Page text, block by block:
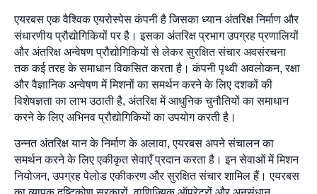
एयरबस एक वैश्विक एयरोस्पेस कंपनी है जिसका ध्यान अंतरिक्ष निर्माण और
संधारणीय प्रौद्योगिकियों पर है। इसका अंतरिक्ष प्रभाग उपग्रह प्रणालियों
और अंतरिक्ष अन्वेषण प्रौद्योगिकियों से लेकर सुरक्षित संचार अवसंरचना
तक कई तरह के समाधान विकसित करता है। कंपनी पृथ्वी अवलोकन, रक्षा
और वैज्ञानिक अन्वेषण में मिशनों का समर्थन करने के लिए दशकों की
विशेषज्ञता का लाभ उठाती है, अंतरिक्ष में आधुनिक चुनौतियों का समाधान
करने के लिए अभिनव प्रौद्योगिकियों का उपयोग करती है।
उन्नत अंतरिक्ष यान के निर्माण के अलावा, एयरबस अपने संचालन का
समर्थन करने के लिए एकीकृत सेवाएँ प्रदान करता है। इन सेवाओं में मिशन
नियोजन, उपग्रह पेलोड एकीकरण और सुरक्षित संचार शामिल हैं। एयरबस